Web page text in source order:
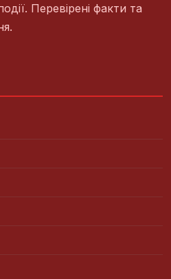
Перевірені факти та